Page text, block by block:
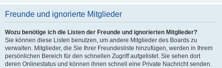
Freunde und ignorierte Mitglieder
Wozu benötige ich die Listen der Freunde und ignorierten Mitglieder?
Sie können diese Listen benutzen, um andere Mitglieder des Boards zu
verwalten. Mitglieder, die Sie Ihrer Freundesliste hinzufügen, werden in Ihrem
persönlichen Bereich für den schnellen Zugriff aufgelistet. Sie sehen dort
deren Onlinestatus und können ihnen schnell eine Private Nachricht senden.